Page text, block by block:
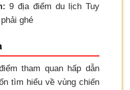
9 địa điểm du lịch Tuy
ghé
tham quan hấp dẫn
tìm hiểu về vùng chiến